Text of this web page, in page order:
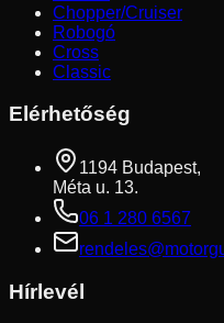
Chopper/Cruiser
Robogó
Cross
Classic
Elérhetőség
1194 Budapest,
Méta u. 13.
06 1 280 6567
Hírlevél